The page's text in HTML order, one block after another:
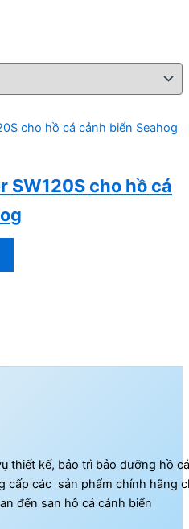
SW120S cho hồ cá
thiết kế, bảo trì bảo dưỡng hồ
cấp các sản phẩm chính hãng
đến san hô cá cảnh biển